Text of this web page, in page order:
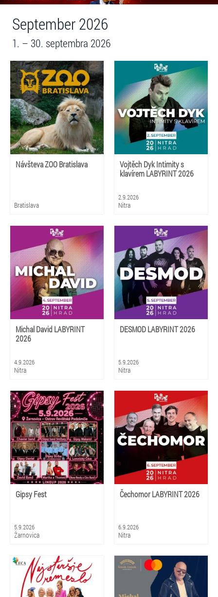
September 2026
1. – 30. septembra 2026
Návšteva ZOO Bratislava
Bratislava
Vojtěch Dyk Intimity s
klavírem LABYRINT 2026
2.9.2026
Nitra
Michal David LABYRINT
2026
4.9.2026
Nitra
DESMOD LABYRINT 2026
5.9.2026
Nitra
Gipsy Fest
5.9.2026
Žarnovica
Čechomor LABYRINT 2026
6.9.2026
Nitra